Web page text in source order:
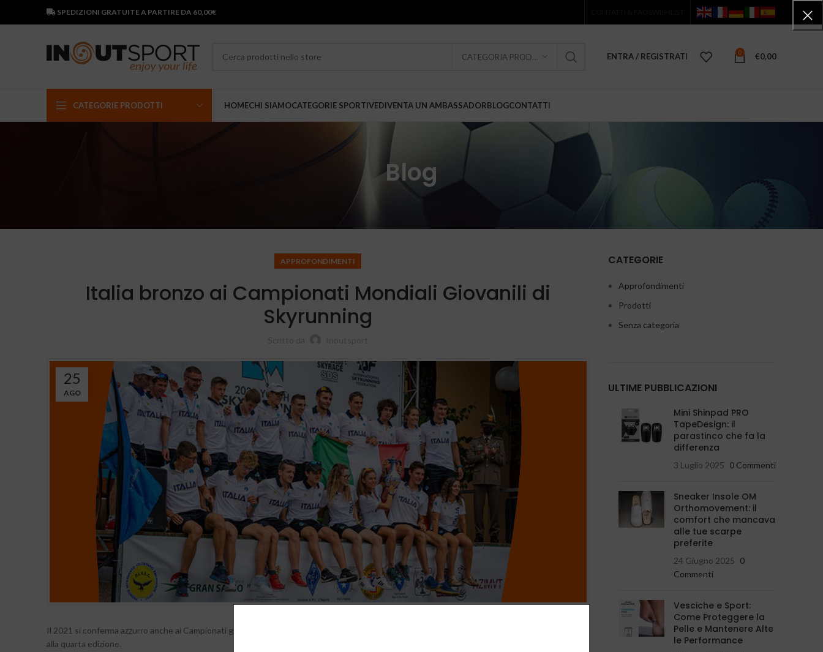
SPEDIZIONI GRATUITE A PARTIRE DA 60,00€
CATEGORIA PRODOTTO ENTRA / REGISTRATI 0 €0,00
CATEGORIE PRODOTTI HOMECHI SIAMOCATEGORIE SPORTIVEDIVENTA UN AMBASSADORBLOGCONTATTI
Blog
APPROFONDIMENTI
Italia bronzo ai Campionati Mondiali Giovanili di
Skyrunning
25
AGO
Il 2021 si conferma azzurro anche ai Campionati giovanili di Skyrunning, che si sono svolti dal
alla quarta edizione.
CATEGORIE
Approfondimenti
Prodotti
Senza categoria
ULTIME PUBBLICAZIONI
Mini Shinpad PRO
TapeDesign: il
parastinco che fa la
differenza
3 Luglio 2025 0 Commenti
Sneaker Insole OM
Orthomovement: il
comfort che mancava
alle tue scarpe
preferite
24 Giugno 2025 0
Commenti
Vesciche e Sport:
Come Proteggere la
Pelle e Mantenere Alte
le Performance